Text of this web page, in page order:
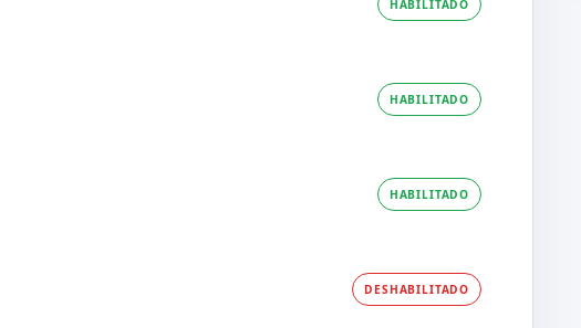
HABILITADO
HABILITADO
HABILITADO
DESHABILITADO